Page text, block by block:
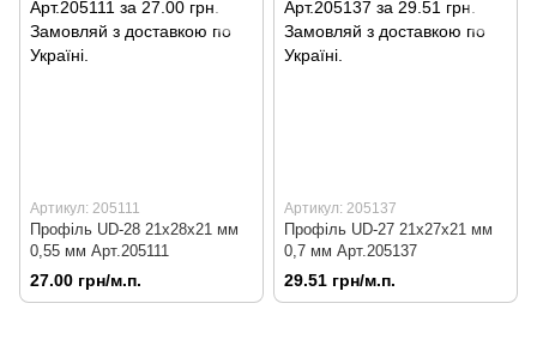
Артикул: 205111
Профіль UD-28 21х28х21 мм
0,55 мм Арт.205111
27.00 грн/м.п.
Артикул: 205137
Профіль UD-27 21х27х21 мм
0,7 мм Арт.205137
29.51 грн/м.п.